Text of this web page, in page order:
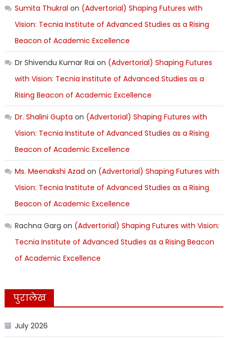
Sumita Thukral on (Advertorial) Shaping Futures with
Vision: Tecnia Institute of Advanced Studies as a Rising
Beacon of Academic Excellence
Dr Shivendu Kumar Rai on (Advertorial) Shaping Futures
with Vision: Tecnia Institute of Advanced Studies as a
Rising Beacon of Academic Excellence
Dr. Shalini Gupta on (Advertorial) Shaping Futures with
Vision: Tecnia Institute of Advanced Studies as a Rising
Beacon of Academic Excellence
Ms. Meenakshi Azad on (Advertorial) Shaping Futures with
Vision: Tecnia Institute of Advanced Studies as a Rising
Beacon of Academic Excellence
Rachna Garg on (Advertorial) Shaping Futures with Vision:
Tecnia Institute of Advanced Studies as a Rising Beacon
of Academic Excellence
पुरालेख
July 2026